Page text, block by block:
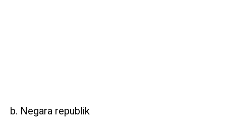
b. Negara republik